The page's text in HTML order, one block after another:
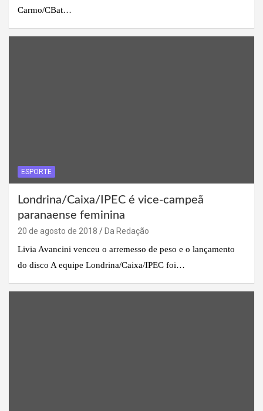
Carmo/CBat…
ESPORTE
Londrina/Caixa/IPEC é vice-campeã
paranaense feminina
20 de agosto de 2018
Da Redação
Livia Avancini venceu o arremesso de peso e o lançamento
do disco A equipe Londrina/Caixa/IPEC foi…